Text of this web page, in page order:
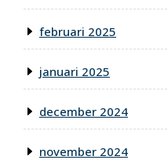
februari 2025
januari 2025
december 2024
november 2024